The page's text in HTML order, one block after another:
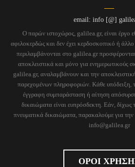
email: info [@]
Ο παρών ιστοχώρος, galilea.gr, είναι έργο
αφιλοκερδώς και δεν έχει κερδοσκοπικό ή
περιλαμβάνονται στο galilea.gr
αποκλειστικά και μόνο για ενημερωτικούς
galilea.gr, αναλαμβάνουν και την
παρεχομένων πληροφοριών. Κάθε υπόδειξη,
έγγραφη συμπαράσταση ή αίτηση
δικαιώματα είναι ευπρόσδεκτη. Εάν, δίχως
πνευματικά δικαιώματα, παρακαλούμε για
info@galilea.gr
ΟΡΟΙ